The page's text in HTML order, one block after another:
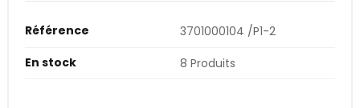
Référence
3701000104 /P1-2
En stock
8 Produits